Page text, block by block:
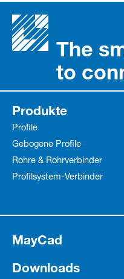
The
to
Produkte
Profile
Gebogene Profile
Rohre & Rohrverbinder
Profilsystem-Verbinder
MayCad
Downloads